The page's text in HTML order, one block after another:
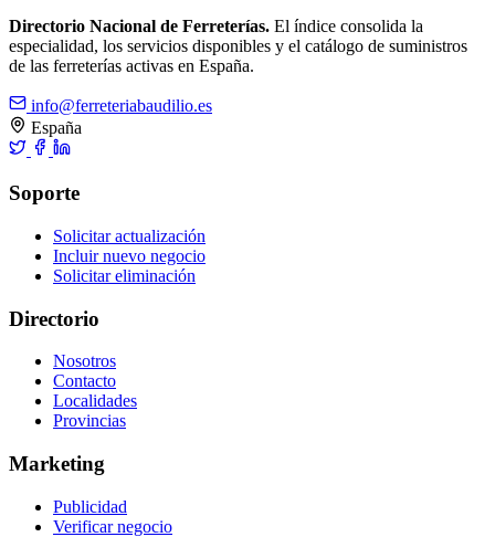
Directorio Nacional de Ferreterías. El índice consolida la
especialidad, los servicios disponibles y el catálogo de suministros
de las ferreterías activas en España.
info@ferreteriabaudilio.es
España
Soporte
Solicitar actualización
Incluir nuevo negocio
Solicitar eliminación
Directorio
Nosotros
Contacto
Localidades
Provincias
Marketing
Publicidad
Verificar negocio